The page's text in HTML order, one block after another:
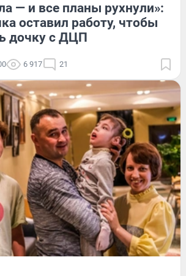
— и все планы рухнули»:
оставил работу, чтобы
дочку с ДЦП
6 917 21